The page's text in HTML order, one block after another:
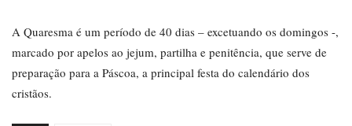
A Quaresma é um período de 40 dias – excetuando os domingos -,
marcado por apelos ao jejum, partilha e penitência, que serve de
preparação para a Páscoa, a principal festa do calendário dos
cristãos.